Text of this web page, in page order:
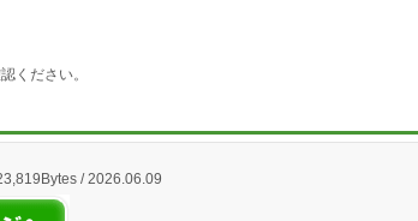
ください。
/ 2026.06.09